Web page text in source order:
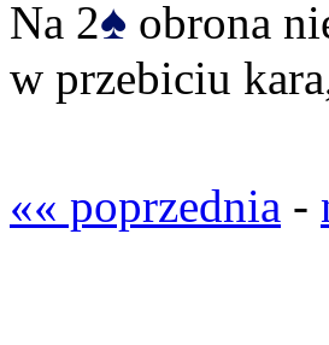
Na 2♠ obrona
w przebiciu
«« poprzednia -